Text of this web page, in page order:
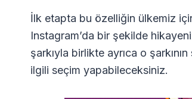
İlk etapta bu özelliğin ülkemiz
Instagram’da bir şekilde
şarkıyla birlikte ayrıca o
ilgili seçim yapabileceksiniz.